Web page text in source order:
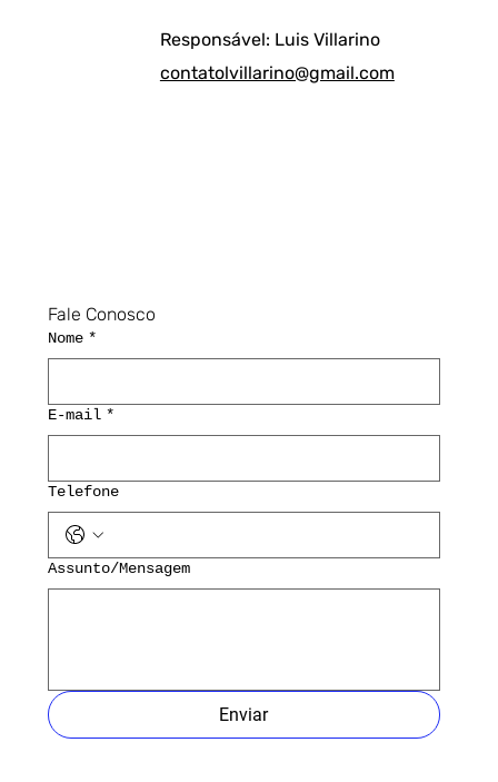
Fale Conosco
Nome *
E-mail *
Telefone
Assunto/Mensagem
Enviar
Responsável: Luis Villarino
contatolvillarino@gmail.com